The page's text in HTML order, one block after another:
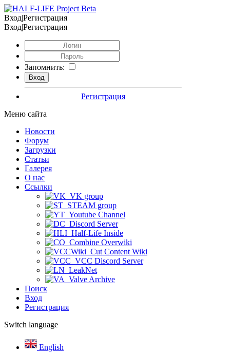
Вход|Регистрация
Вход|Регистрация
Запомнить:
Регистрация
Меню сайта
Новости
Форум
Загрузки
Статьи
Галерея
О нас
Ссылки
VK group
STEAM group
Youtube Channel
Discord Server
Half-Life Inside
Combine Overwiki
Cut Content Wiki
VCC Discord Server
LeakNet
Valve Archive
Поиск
Вход
Регистрация
Switch language
English